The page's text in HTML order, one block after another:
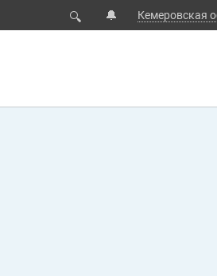
🔍 🔔 Кемеровская